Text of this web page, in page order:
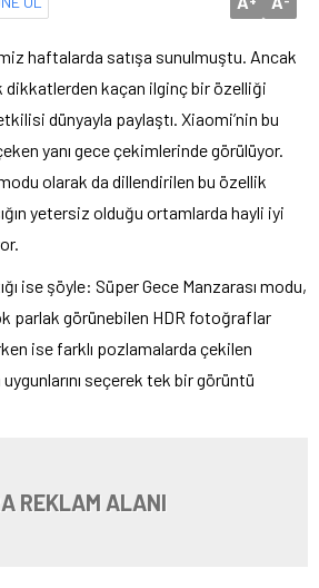
haftalarda satışa sunulmuştu. Ancak
dikkatlerden kaçan ilginç bir özelliği
dünyayla paylaştı. Xiaomi’nin bu
yanı gece çekimlerinde görülüyor.
olarak da dillendirilen bu özellik
yetersiz olduğu ortamlarda hayli iyi
ise şöyle: Süper Gece Manzarası modu,
parlak görünebilen HDR fotoğraflar
ise farklı pozlamalarda çekilen
seçerek tek bir görüntü
REKLAM ALANI